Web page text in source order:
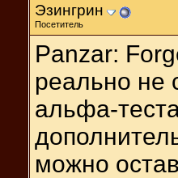
Эзингрин
Посетитель
Panzar:
реально не
альфа-
можно